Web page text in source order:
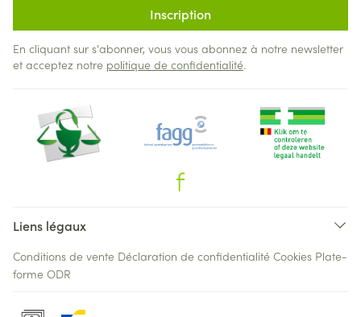
Inscription
En cliquant sur s'abonner, vous vous abonnez à notre newsletter
et acceptez notre politique de confidentialité.
Liens légaux
Conditions de vente Déclaration de confidentialité Cookies Plate-
forme ODR